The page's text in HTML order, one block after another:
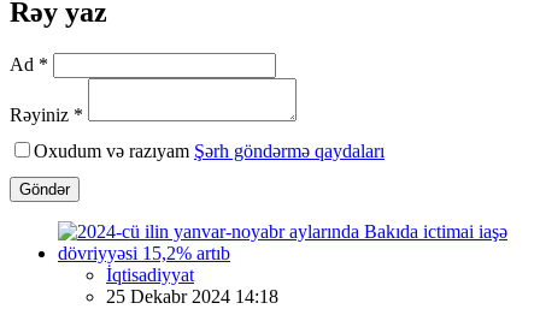
Rəy yaz
Ad *
Rəyiniz *
Oxudum və razıyam Şərh göndərmə qaydaları
Göndər
İqtisadiyyat
25 Dekabr 2024 14:18